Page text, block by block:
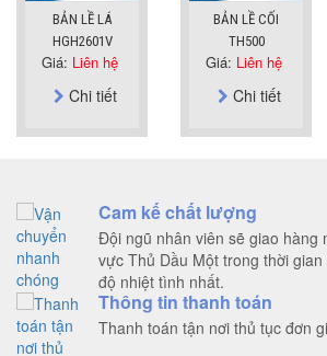
BẢN LỀ LÁ
HGH2601V
Giá: Liên hệ
Chi tiết
BẢN LỀ CỐI
TH500
Giá: Liên hệ
Chi tiết
Cam kế chất lượng
Đội ngũ nhân viên sẽ giao hàng
vực Thủ Dầu Một trong thời
độ nhiệt tình nhất.
Thông tin thanh toán
Thanh toán tận nơi thủ tục đơn